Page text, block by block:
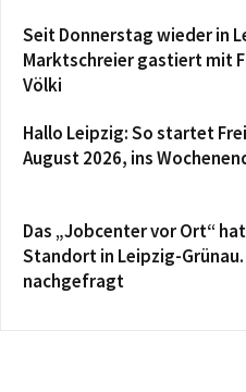
Seit Donnerstag wieder in
Marktschreier gastiert mit
Völki
Hallo Leipzig: So startet
August 2026, ins
Das „Jobcenter vor Ort“
Standort in Leipzig-Grünau.
nachgefragt